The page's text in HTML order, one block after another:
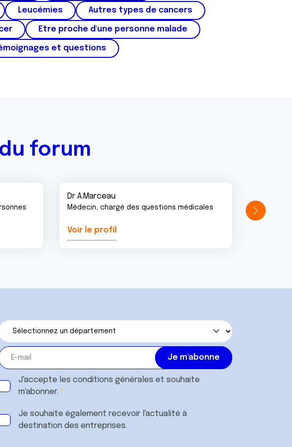
Leucémies Autres types de cancers
Etre proche d'une personne malade
et questions
forum
Dr A.Marceau
Médecin, chargé des questions médicales
Voir le profil
J'accepte les conditions générales et souhaite
m'abonner.
Je souhaite également recevoir l'actualité à
destination des entreprises.